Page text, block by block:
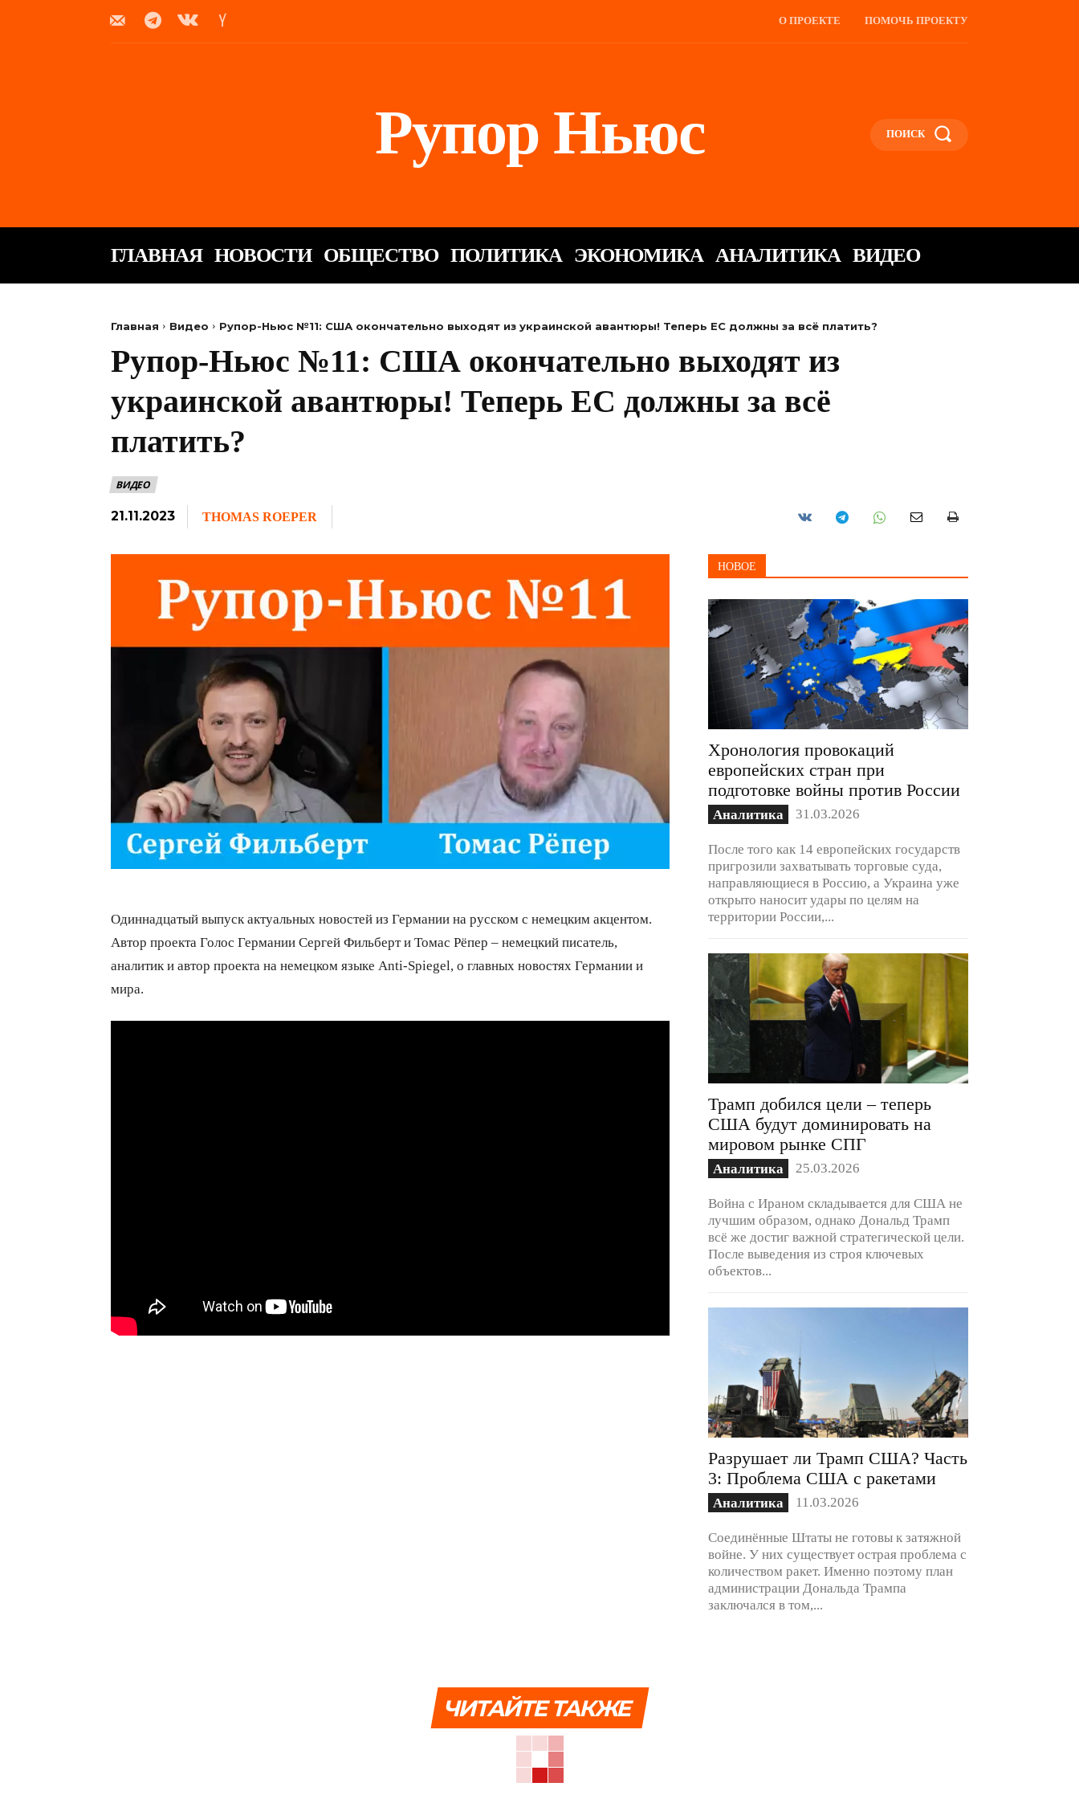
О ПРОЕКТЕ ПОМОЧЬ ПРОЕКТУ
Рупор Ньюс ПОИСК
ГЛАВНАЯ НОВОСТИ ОБЩЕСТВО ПОЛИТИКА ЭКОНОМИКА АНАЛИТИКА ВИДЕО
Главная Видео Рупор-Ньюс №11: США окончательно выходят из украинской авантюры! Теперь ЕС должны за всё платить?
Рупор-Ньюс №11: США окончательно выходят из
украинской авантюры! Теперь ЕС должны за всё
платить?
ВИДЕО
21.11.2023 THOMAS ROEPER
Одиннадцатый выпуск актуальных новостей из Германии на русском с немецким акцентом.
Автор проекта Голос Германии Сергей Фильберт и Томас Рёпер – немецкий писатель,
аналитик и автор проекта на немецком языке Anti-Spiegel, о главных новостях Германии и
мира.
НОВОЕ
Хронология провокаций
европейских стран при
подготовке войны против России
Аналитика 31.03.2026
После того как 14 европейских государств
пригрозили захватывать торговые суда,
направляющиеся в Россию, а Украина уже
открыто наносит удары по целям на
территории России,...
Трамп добился цели – теперь
США будут доминировать на
мировом рынке СПГ
Аналитика 25.03.2026
Война с Ираном складывается для США не
лучшим образом, однако Дональд Трамп
всё же достиг важной стратегической цели.
После выведения из строя ключевых
объектов...
Разрушает ли Трамп США? Часть
3: Проблема США с ракетами
Аналитика 11.03.2026
Соединённые Штаты не готовы к затяжной
войне. У них существует острая проблема с
количеством ракет. Именно поэтому план
администрации Дональда Трампа
заключался в том,...
ЧИТАЙТЕ ТАКЖЕ